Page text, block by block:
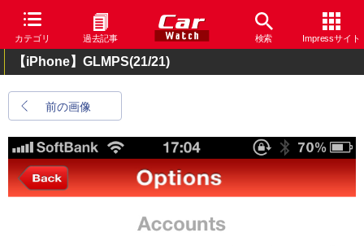
カテゴリ 過去記事 検索 Impressサイト
【iPhone】GLMPS(21/21)
前の画像